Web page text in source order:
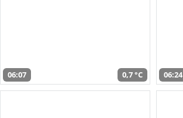
06:07 0,7 °C 06:24